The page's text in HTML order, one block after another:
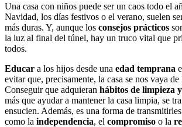
Una casa con niños puede ser un caos todo el
Navidad, los días festivos o el verano, suelen
más duras. Y, aunque los consejos prácticos
la luz al final del túnel, hay un truco vital que
todos.
Educar a los hijos desde una edad temprana
evitar que, precisamente, la casa se nos vaya de
Conseguir que adquieran hábitos de limpieza
más que ayudar a mantener la casa limpia, se
ensucien. Además, es una forma de transmitirles
como la independencia, el compromiso o la